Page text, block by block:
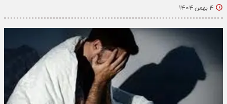
۴ بهمن ۱۴۰۴